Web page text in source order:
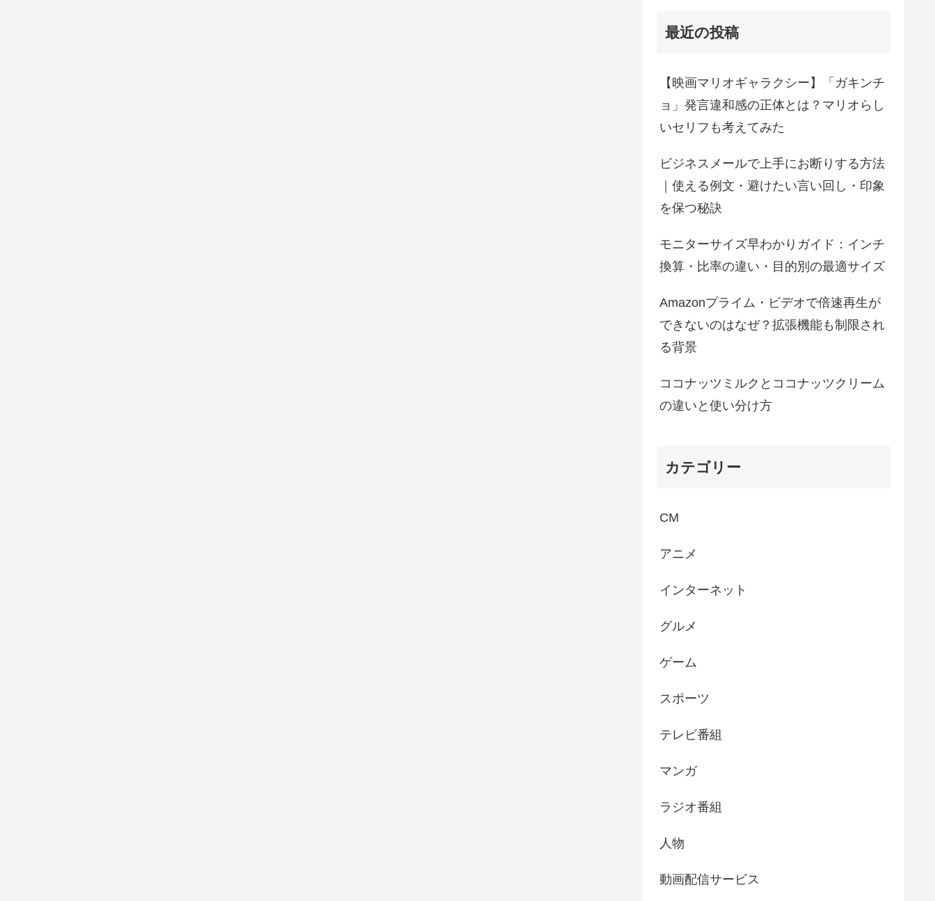
最近の投稿
【映画マリオギャラクシー】「ガキンチ
ョ」発言違和感の正体とは？マリオらし
いセリフも考えてみた
ビジネスメールで上手にお断りする方法
｜使える例文・避けたい言い回し・印象
を保つ秘訣
モニターサイズ早わかりガイド：インチ
換算・比率の違い・目的別の最適サイズ
Amazonプライム・ビデオで倍速再生が
できないのはなぜ？拡張機能も制限され
る背景
ココナッツミルクとココナッツクリーム
の違いと使い分け方
カテゴリー
CM
アニメ
インターネット
グルメ
ゲーム
スポーツ
テレビ番組
マンガ
ラジオ番組
人物
動画配信サービス